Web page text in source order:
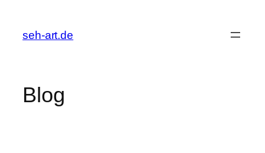
springen
seh-art.de
Blog